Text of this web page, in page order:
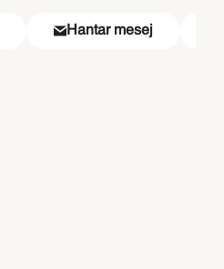
Hantar mesej